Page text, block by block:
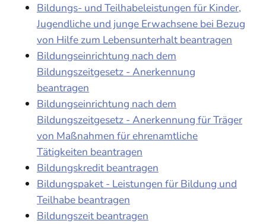
Bildungs- und Teilhabeleistungen für Kinder,
Jugendliche und junge Erwachsene bei Bezug
von Hilfe zum Lebensunterhalt beantragen
Bildungseinrichtung nach dem
Bildungszeitgesetz - Anerkennung
beantragen
Bildungseinrichtung nach dem
Bildungszeitgesetz - Anerkennung für Träger
von Maßnahmen für ehrenamtliche
Tätigkeiten beantragen
Bildungskredit beantragen
Bildungspaket - Leistungen für Bildung und
Teilhabe beantragen
Bildungszeit beantragen